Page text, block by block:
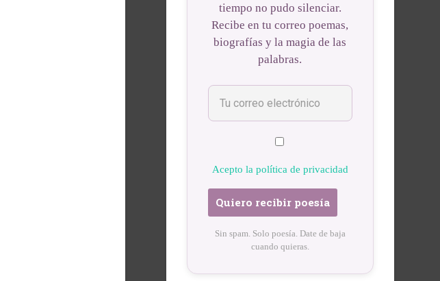
tiempo no pudo silenciar.
Recibe en tu correo poemas,
biografías y la magia de las
palabras.
Acepto la política de privacidad
Sin spam. Solo poesía. Date de baja
cuando quieras.